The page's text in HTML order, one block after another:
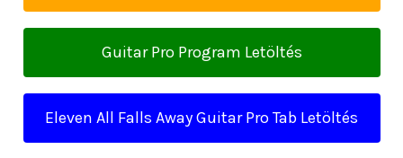
Guitar Pro Program Letöltés
Eleven All Falls Away Guitar Pro Tab Letöltés